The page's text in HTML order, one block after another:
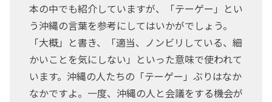
本の中でも紹介していますが、「テーゲー」とい
う沖縄の言葉を参考にしてはいかがでしょう。
「大概」と書き、「適当、ノンビリしている、細
かいことを気にしない」といった意味で使われて
います。沖縄の人たちの「テーゲー」ぶりはなか
なかですよ。一度、沖縄の人と会議をする機会が